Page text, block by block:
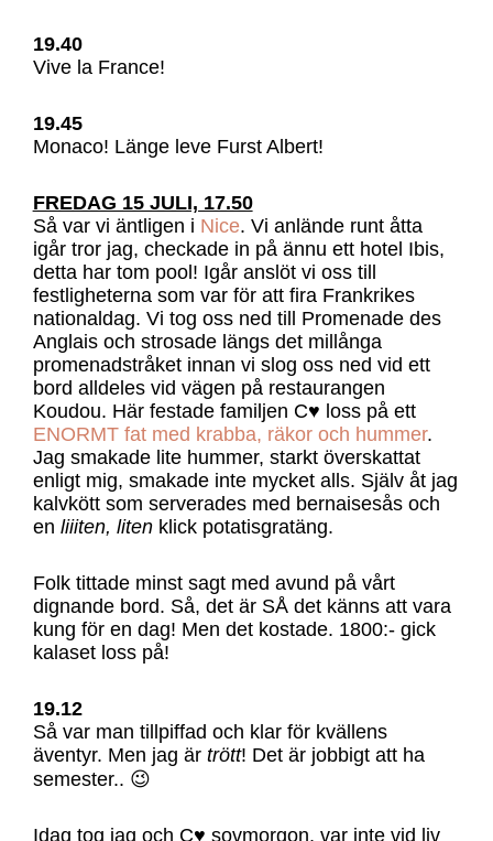
19.40
Vive la France!
19.45
Monaco! Länge leve Furst Albert!
FREDAG 15 JULI, 17.50
Så var vi äntligen i Nice. Vi anlände runt åtta
igår tror jag, checkade in på ännu ett hotel Ibis,
detta har tom pool! Igår anslöt vi oss till
festligheterna som var för att fira Frankrikes
nationaldag. Vi tog oss ned till Promenade des
Anglais och strosade längs det millånga
promenadstråket innan vi slog oss ned vid ett
bord alldeles vid vägen på restaurangen
Koudou. Här festade familjen C♥ loss på ett
ENORMT fat med krabba, räkor och hummer.
Jag smakade lite hummer, starkt överskattat
enligt mig, smakade inte mycket alls. Själv åt jag
kalvkött som serverades med bernaisesås och
en liiiten, litenklick potatisgratäng.
Folk tittade minst sagt med avund på vårt
dignande bord. Så, det är SÅ det känns att vara
kung för en dag! Men det kostade. 1800:- gick
kalaset loss på!
19.12
Så var man tillpiffad och klar för kvällens
äventyr. Men jag är trött! Det är jobbigt att ha
semester.. 😉
Idag tog jag och C♥ sovmorgon, var inte vid liv